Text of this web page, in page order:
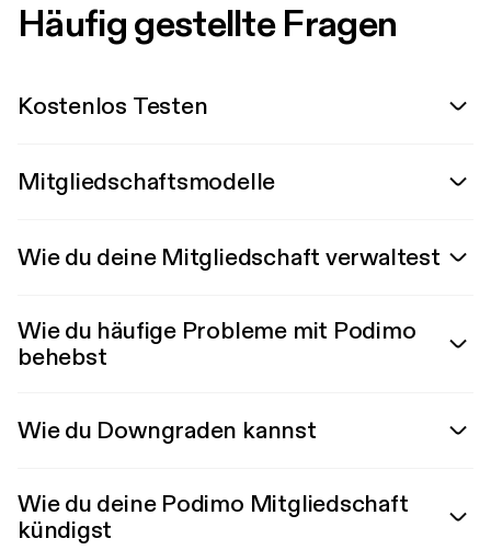
Häufig gestellte Fragen
Kostenlos Testen
Mitgliedschaftsmodelle
Wie du deine Mitgliedschaft verwaltest
Wie du häufige Probleme mit Podimo
behebst
Wie du Downgraden kannst
Wie du deine Podimo Mitgliedschaft
kündigst